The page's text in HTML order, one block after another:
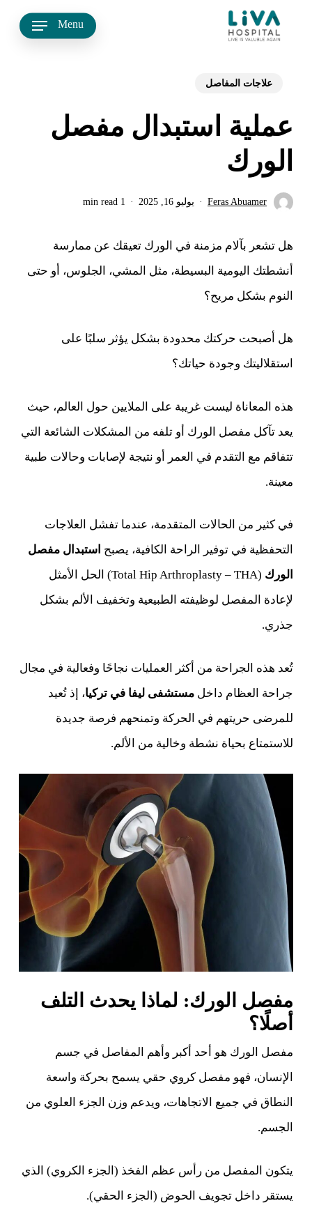
Menu
علاجات المفاصل
عملية استبدال مفصل
الورك
Feras Abuamer يوليو 16, 2025 1 min read
هل تشعر بآلام مزمنة في الورك تعيقك عن ممارسة
أنشطتك اليومية البسيطة، مثل المشي، الجلوس، أو حتى
النوم بشكل مريح؟
هل أصبحت حركتك محدودة بشكل يؤثر سلبًا على
استقلاليتك وجودة حياتك؟
هذه المعاناة ليست غريبة على الملايين حول العالم، حيث
يعد تآكل مفصل الورك أو تلفه من المشكلات الشائعة التي
تتفاقم مع التقدم في العمر أو نتيجة لإصابات وحالات طبية
معينة.
في كثير من الحالات المتقدمة، عندما تفشل العلاجات
التحفظية في توفير الراحة الكافية، يصبح استبدال مفصل
الورك
(Total Hip Arthroplasty – THA) الحل الأمثل
لإعادة المفصل لوظيفته الطبيعية وتخفيف الألم بشكل
جذري.
تُعد هذه الجراحة من أكثر العمليات نجاحًا وفعالية في مجال
جراحة العظام داخل مستشفى ليفا في تركيا، إذ تُعيد
للمرضى حريتهم في الحركة وتمنحهم فرصة جديدة
للاستمتاع بحياة نشطة وخالية من الألم.
مفصل الورك: لماذا يحدث التلف
أصلًا؟
مفصل الورك هو أحد أكبر وأهم المفاصل في جسم
الإنسان، فهو مفصل كروي حقي يسمح بحركة واسعة
النطاق في جميع الاتجاهات، ويدعم وزن الجزء العلوي من
الجسم.
يتكون المفصل من رأس عظم الفخذ (الجزء الكروي) الذي
يستقر داخل تجويف الحوض (الجزء الحقي).